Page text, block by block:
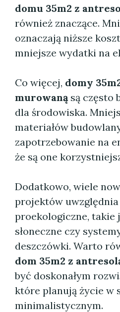
domu 35m2 z
również znaczące.
oznaczają niższe
mniejsze wydatki na
Co więcej, domy
murowanąsą często
dla środowiska.
materiałów
zapotrzebowanie na
że są one
Dodatkowo, wiele
projektów
proekologiczne, takie
słoneczne czy
deszczówki. Warto
dom 35m2 z
być doskonałym
które planują życie w
minimalistycznym.